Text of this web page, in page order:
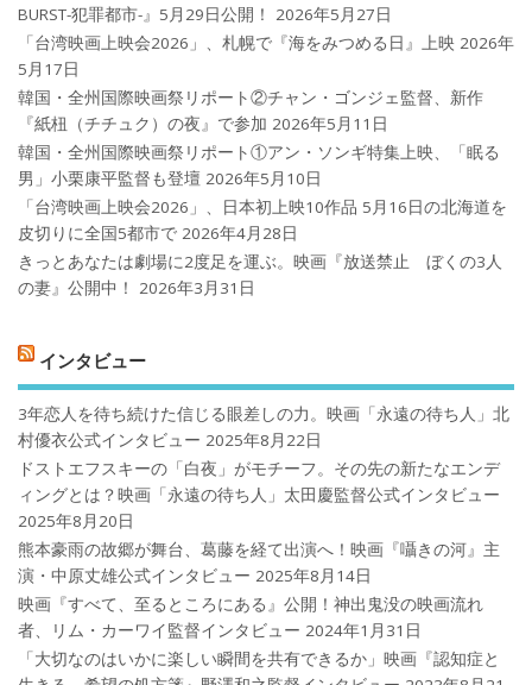
BURST-犯罪都市-』5月29日公開！
2026年5月27日
「台湾映画上映会2026」、札幌で『海をみつめる日』上映 2026年
5月17日
韓国・全州国際映画祭リポート②チャン・ゴンジェ監督、新作
『紙杻（チチュク）の夜』で参加 2026年5月11日
韓国・全州国際映画祭リポート①アン・ソンギ特集上映、「眠る
男」小栗康平監督も登壇 2026年5月10日
「台湾映画上映会2026」、日本初上映10作品 5月16日の北海道を
皮切りに全国5都市で 2026年4月28日
きっとあなたは劇場に2度足を運ぶ。映画『放送禁止 ぼくの3人
の妻』公開中！
2026年3月31日
インタビュー
3年恋人を待ち続けた信じる眼差しの力。映画「永遠の待ち人」北
村優衣公式インタビュー 2025年8月22日
ドストエフスキーの「白夜」がモチーフ。その先の新たなエンデ
ィングとは？映画「永遠の待ち人」太田慶監督公式インタビュー
2025年8月20日
熊本豪雨の故郷が舞台、葛藤を経て出演へ！映画『囁きの河』主
演・中原丈雄公式インタビュー 2025年8月14日
映画『すべて、至るところにある』公開！神出鬼没の映画流れ
者、リム・カーワイ監督インタビュー 2024年1月31日
「大切なのはいかに楽しい瞬間を共有できるか」映画『認知症と